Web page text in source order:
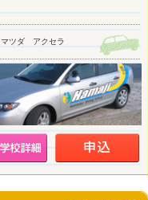
マツダ アクセラ